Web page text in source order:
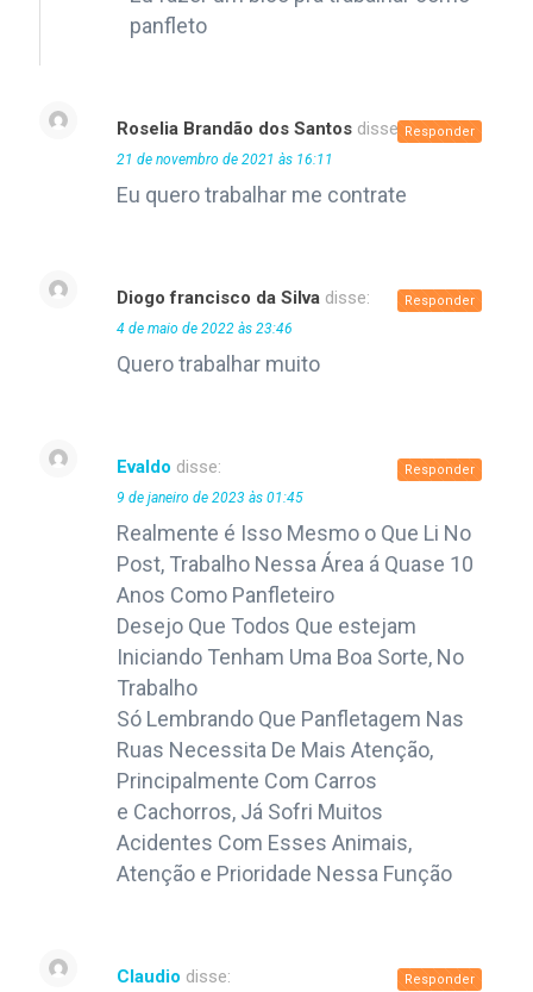
panfleto
Roselia Brandão dos Santos disse:
21 de novembro de 2021 às 16:11
Eu quero trabalhar me contrate
Responder
Diogo francisco da Silva disse:
4 de maio de 2022 às 23:46
Quero trabalhar muito
Responder
Evaldo disse:
9 de janeiro de 2023 às 01:45
Realmente é Isso Mesmo o Que Li No
Post, Trabalho Nessa Área á Quase 10
Anos Como Panfleteiro
Desejo Que Todos Que estejam
Iniciando Tenham Uma Boa Sorte, No
Trabalho
Só Lembrando Que Panfletagem Nas
Ruas Necessita De Mais Atenção,
Principalmente Com Carros
e Cachorros, Já Sofri Muitos
Acidentes Com Esses Animais,
Atenção e Prioridade Nessa Função
Responder
Claudio disse: Responder